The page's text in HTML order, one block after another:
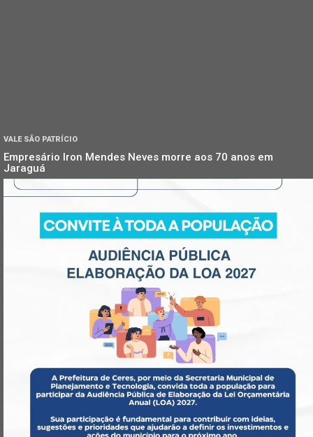
VALE SÃO PATRÍCIO
Empresário Iron Mendes Neves morre aos 70 anos em
Jaraguá